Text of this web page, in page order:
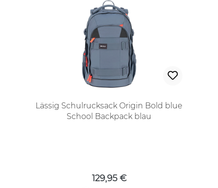
Lässig Schulrucksack Origin Bold blue
School Backpack blau
129,95 €